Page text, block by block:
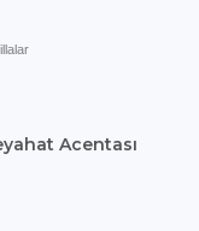
Acentası